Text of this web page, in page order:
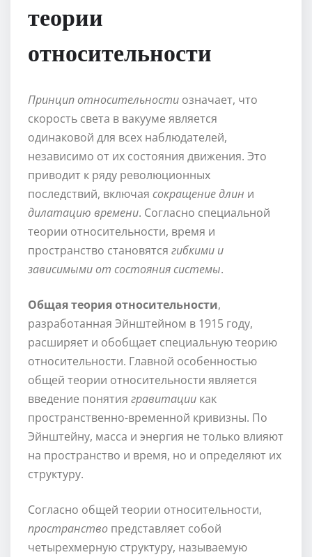
теории
относительности
Принцип относительности означает, что
скорость света в вакууме является
одинаковой для всех наблюдателей,
независимо от их состояния движения. Это
приводит к ряду революционных
последствий, включая сокращение длин и
дилатацию времени. Согласно специальной
теории относительности, время и
пространство становятся гибкими и
зависимыми от состояния системы.
Общая теория относительности,
разработанная Эйнштейном в 1915 году,
расширяет и обобщает специальную теорию
относительности. Главной особенностью
общей теории относительности является
введение понятия гравитации как
пространственно-временной кривизны. По
Эйнштейну, масса и энергия не только влияют
на пространство и время, но и определяют их
структуру.
Согласно общей теории относительности,
пространство представляет собой
четырехмерную структуру, называемую